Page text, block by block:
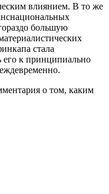
влиянием. В то же
большую
стала
его к принципиально
о том, каким